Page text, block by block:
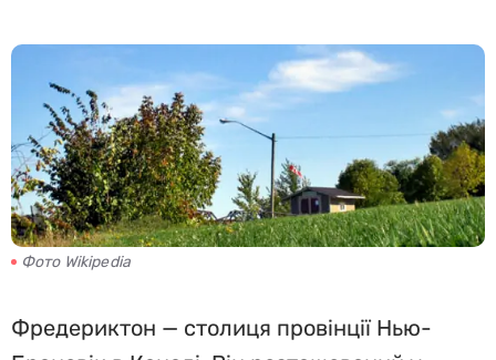
Фото Wikipedia
Фредериктон — столиця провінції Нью-